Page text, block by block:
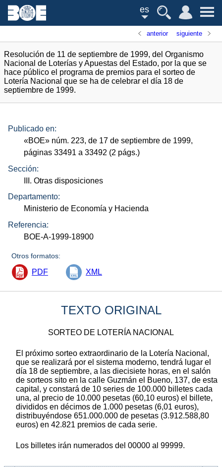
es
anterior siguiente
Resolución de 11 de septiembre de 1999, del Organismo
Nacional de Loterías y Apuestas del Estado, por la que se
hace público el programa de premios para el sorteo de
Lotería Nacional que se ha de celebrar el día 18 de
septiembre de 1999.
Publicado en:
«BOE» núm. 223, de 17 de septiembre de 1999,
páginas 33491 a 33492 (2 págs.)
Sección:
III. Otras disposiciones
Departamento:
Ministerio de Economía y Hacienda
Referencia:
BOE-A-1999-18900
Otros formatos:
PDF XML
TEXTO ORIGINAL
SORTEO DE LOTERÍA NACIONAL
El próximo sorteo extraordinario de la Lotería Nacional,
que se realizará por el sistema moderno, tendrá lugar el
día 18 de septiembre, a las diecisiete horas, en el salón
de sorteos sito en la calle Guzmán el Bueno, 137, de esta
capital, y constará de 10 series de 100.000 billetes cada
una, al precio de 10.000 pesetas (60,10 euros) el billete,
divididos en décimos de 1.000 pesetas (6,01 euros),
distribuyéndose 651.000.000 de pesetas (3.912.588,80
euros) en 42.821 premios de cada serie.
Los billetes irán numerados del 00000 al 99999.